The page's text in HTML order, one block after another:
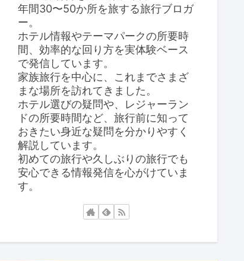
年間30〜50か所を旅する旅行ブロガ
ー。
ホテル情報やテーマパークの所要時
間、効率的な回り方を実体験ベース
で発信しています。
家族旅行を中心に、これまでさまざ
まな場所を訪れてきました。
ホテル選びの疑問や、レジャーラン
ドの所要時間など、旅行前に知って
おきたい身近な疑問を分かりやすく
解説しています。
初めての旅行や久しぶりの旅行でも
安心できる情報発信を心がけていま
す。